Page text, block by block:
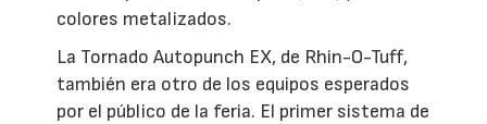
colores metalizados.
La Tornado Autopunch EX, de Rhin-O-Tuff,
también era otro de los equipos esperados
por el público de la feria. El primer sistema de